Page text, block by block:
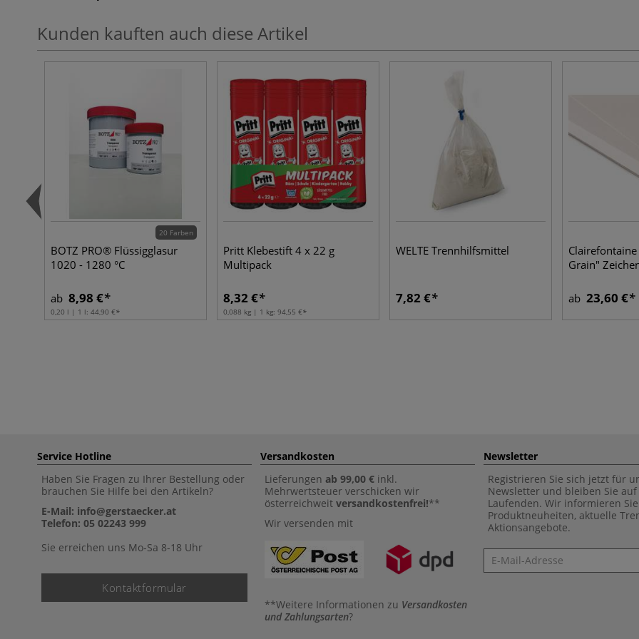
Kunden kauften auch diese Artikel
20 Farben
BOTZ PRO® Flüssigglasur
1020 - 1280 °C
ab 8,98 €
0,20 l | 1 l: 44,90 €
Pritt Klebestift 4 x 22 g
Multipack
8,32 €
0,088 kg | 1 kg: 94,55 €
WELTE Trennhilfsmittel
7,82 €
Grain"
ab 23,60 €
Service Hotline
Haben Sie Fragen zu Ihrer Bestellung oder
brauchen Sie Hilfe bei den Artikeln?
E-Mail: info@gerstaecker.at
Telefon: 05 02243 999
Sie erreichen uns Mo-Sa 8-18 Uhr
Kontaktformular
Versandkosten
Lieferungen ab 99,00 € inkl.
Mehrwertsteuer verschicken wir
österreichweit versandkostenfrei!**
Wir versenden mit
**Weitere Informationen zu Versandkosten
und Zahlungsarten?
Newsletter
Registrieren Sie sich jetzt für
Newsletter und bleiben Sie auf
Laufenden. Wir informieren
Produktneuheiten, aktuelle
Aktionsangebote.
Newsletter